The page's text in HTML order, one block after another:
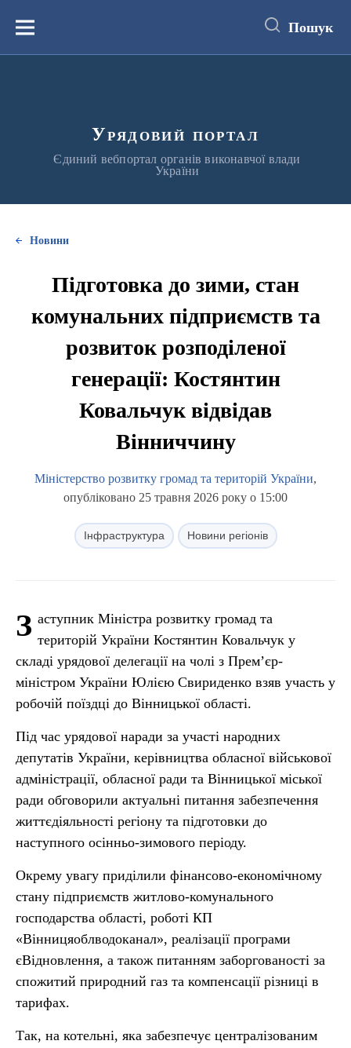
вмістуМеню Пошук
Урядовий портал
Єдиний вебпортал органів виконавчої влади
України
Новини
Підготовка до зими, стан
комунальних підприємств та
розвиток розподіленої
генерації: Костянтин
Ковальчук відвідав
Вінниччину
Міністерство розвитку громад та територій України,
опубліковано 25 травня 2026 року о 15:00
Інфраструктура Новини регіонів
З аступник Міністра розвитку громад та
територій України Костянтин Ковальчук у
складі урядової делегації на чолі з Прем’єр-
міністром України Юлією Свириденко взяв участь у
робочій поїздці до Вінницької області.
Під час урядової наради за участі народних
депутатів України, керівництва обласної військової
адміністрації, обласної ради та Вінницької міської
ради обговорили актуальні питання забезпечення
життєдіяльності регіону та підготовки до
наступного осінньо-зимового періоду.
Окрему увагу приділили фінансово-економічному
стану підприємств житлово-комунального
господарства області, роботі КП
«Вінницяоблводоканал», реалізації програми
єВідновлення, а також питанням заборгованості за
спожитий природний газ та компенсації різниці в
тарифах.
Так, на котельні, яка забезпечує централізованим